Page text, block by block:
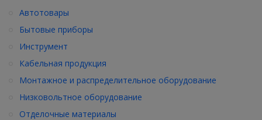
Автотовары
Бытовые приборы
Инструмент
Кабельная продукция
Монтажное и распределительное оборудование
Низковольтное оборудование
Отделочные материалы